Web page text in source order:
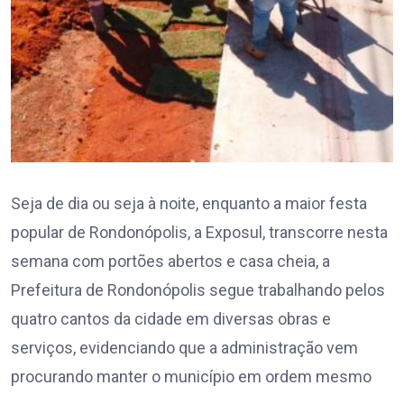
Seja de dia ou seja à noite, enquanto a maior festa
popular de Rondonópolis, a Exposul, transcorre nesta
semana com portões abertos e casa cheia, a
Prefeitura de Rondonópolis segue trabalhando pelos
quatro cantos da cidade em diversas obras e
serviços, evidenciando que a administração vem
procurando manter o município em ordem mesmo